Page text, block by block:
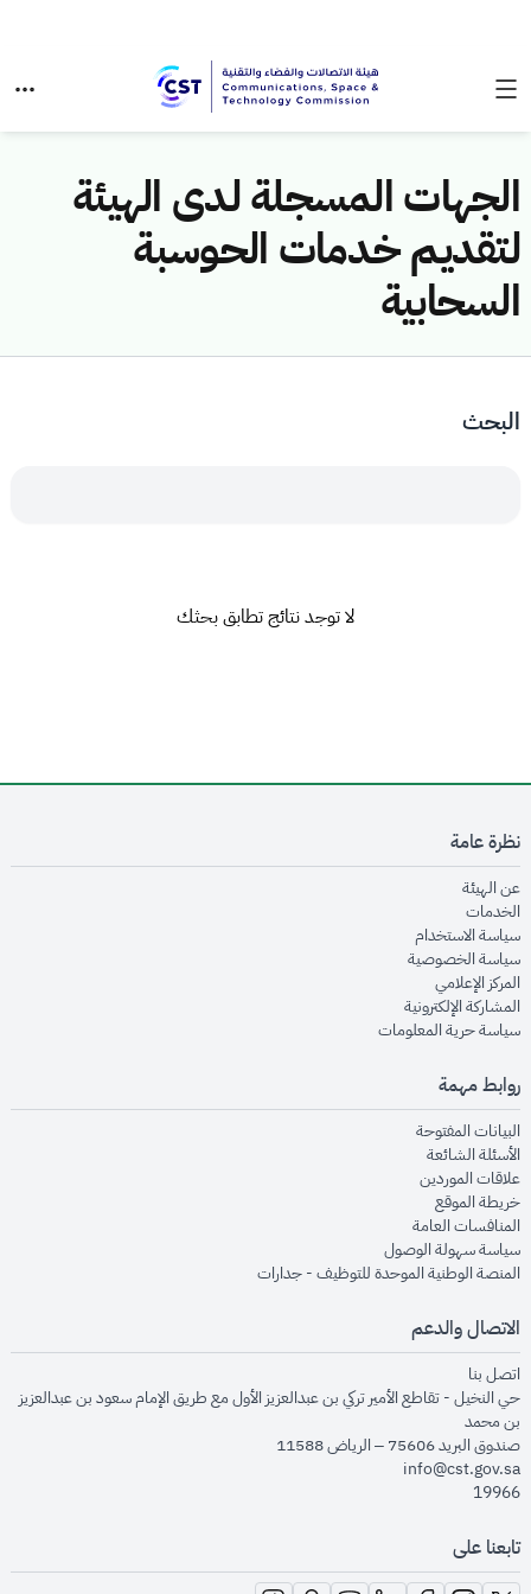
الجهات المسجلة لدى الهيئة
لتقديم خدمات الحوسبة
السحابية
البحث
لا توجد نتائج تطابق بحثك
نظرة عامة
عن الهيئةopens in new window
الخدماتopens in new window
سياسة الاستخدام
سياسة الخصوصيةopens in new window
المركز الإعلاميopens in new window
المشاركة الإلكترونيةopens in new window
سياسة حرية المعلوماتopens in new window
روابط مهمة
البيانات المفتوحةopens in new window
الأسئلة الشائعةopens in new window
علاقات الموردينopens in new window
خريطة الموقعopens in new window
المنافسات العامةopens in new window
سياسة سهولة الوصولopens in new window
المنصة الوطنية الموحدة للتوظيف - جداراتopens in new window
الاتصال والدعم
اتصل بنا
حي النخيل - تقاطع الأمير تركي بن عبدالعزيز الأول مع طريق الإمام سعود بن عبدالعزيز
بن محمد
صندوق البريد 75606 – الرياض 11588
info@cst.gov.sa
19966
تابعنا على